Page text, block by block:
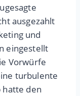
ausgezahlt
und
eingestellt
Vorwürfe
turbulente
hatte den